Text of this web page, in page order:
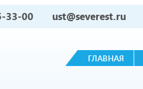
33-00 ust@severest.ru
ГЛАВНАЯ